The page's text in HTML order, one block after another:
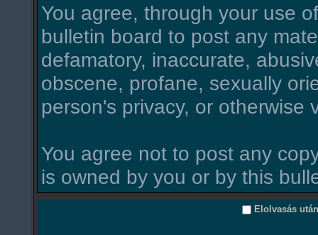
You agree, through your use
bulletin board to post any
defamatory, inaccurate,
obscene, profane, sexually
person's privacy, or otherwise
You agree not to post any
is owned by you or by this
Elolvasás